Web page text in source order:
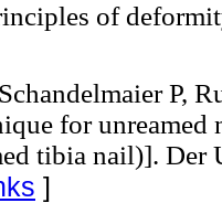
of
P,
for
tibia nail)].
]